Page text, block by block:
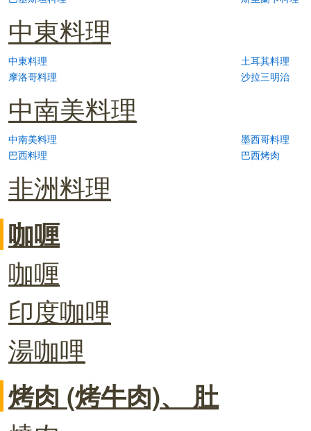
中東料理
中東料理
土耳其料理
摩洛哥料理
沙拉三明治
中南美料理
中南美料理
墨西哥料理
巴西料理
巴西烤肉
非洲料理
咖喱
咖喱
印度咖哩
湯咖哩
烤肉 (烤牛肉)、 肚